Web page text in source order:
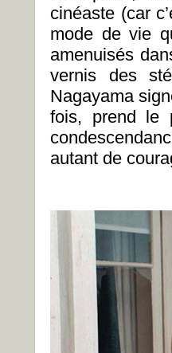
cinéaste (car
mode de vie
amenuisés
vernis des
Nagayama
fois, prend le
autant de